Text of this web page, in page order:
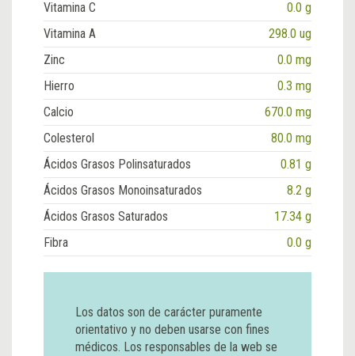
Vitamina C
0.0 g
Vitamina A
298.0 ug
Zinc
0.0 mg
Hierro
0.3 mg
Calcio
670.0 mg
Colesterol
80.0 mg
Ácidos Grasos Polinsaturados
0.81 g
Ácidos Grasos Monoinsaturados
8.2 g
Ácidos Grasos Saturados
17.34 g
Fibra
0.0 g
Los datos son de carácter puramente
orientativo y no deben usarse con fines
médicos. Los responsables de la web se